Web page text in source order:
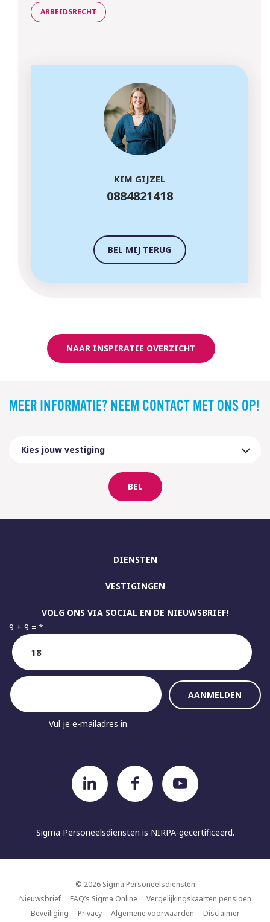
ARBEIDSRECHT
KIM GIJZEL
0884821418
BEL MIJ TERUG
NAAR INSPIRATIE OVERZICHT
MEER INFORMATIE? NEEM CONTACT MET ONS OP!
BEL
VOLG ONS VIA SOCIAL EN DE NIEUWSBRIEF!
9 + 9 = *
Vul je e-mailadres in.
Sigma Personeelsdiensten is NIRPA-gecertificeerd.
DIENSTEN
VESTIGINGEN
© 2026 Sigma Personeelsdiensten
Nieuwsbrief
FAQ’s Sigma Online
Vergelijkingskaarten pensioen
Beveiliging
Privacy Algemene voorwaarden Disclaimer